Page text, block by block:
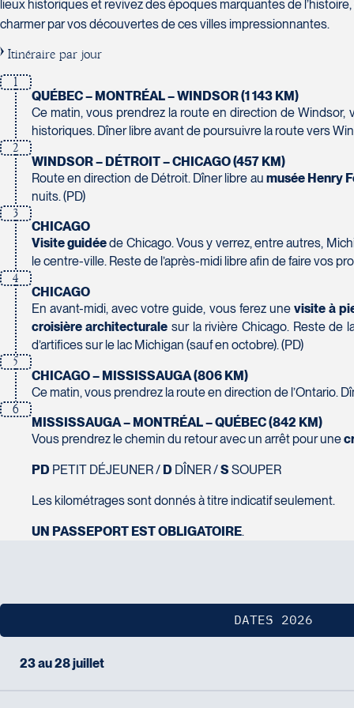
lieux historiques et revivez des époques marquantes de
charmer par vos découvertes de ces villes impressionnantes.
Itinéraire par jour
1
QUÉBEC – MONTRÉAL – WINDSOR (1 143 KM)
Ce matin, vous prendrez la route en direction de
historiques. Dîner libre avant de poursuivre la route vers
2
WINDSOR – DÉTROIT – CHICAGO (457 KM)
Route en direction de Détroit. Dîner libre au musée Henry
nuits. (PD)
3
CHICAGO
Visite guidéede Chicago. Vous y verrez, entre autres,
le centre-ville. Reste de l’après-midi libre afin de faire vos
4
CHICAGO
En avant-midi, avec votre guide, vous ferez unevisite à
croisière architecturale sur la rivière Chicago. Reste de
d’artifices sur le lac Michigan (sauf en octobre). (PD)
5
CHICAGO – MISSISSAUGA (806 KM)
Ce matin, vous prendrez la route en direction de l’Ontario.
6
MISSISSAUGA – MONTRÉAL – QUÉBEC (842 KM)
Vous prendrez le chemin du retour avec un arrêt pour une
PDPETIT DÉJEUNER / DDÎNER /S SOUPER
Les kilométrages sont donnés à titre indicatif seulement.
UN PASSEPORT EST OBLIGATOIRE.
DATES 2026
23 au 28 juillet
420 Boulevard Manseau
J6E 3E1
1460 Chemin Gascon
Terrebonne
J6X 2Z5
Tél :450-964-3574
939 Boulevard Albiny-Paquette
J9L 3J1
Tél :819-623-2511 / 1-866-385-2511
Tél :450-688-6211 / 1-888-682-8616
1001 Boulevard de Montarville - local 39
J4B 6P5
Tél :450-655-1855 / 1-866-655-5736
Club Voyages Princesse
Granby
J2G 2Y4
Tél :450-372-4444
Voyages Action
Beloeil
J3G 4G7
Tél :450-464-0363 / 1-800-331-0363
2840 Boulevard Laframboise
Saint-Hyacinthe
Brossard
Tél :819-778-2225 / 1-844-869-2439
Sainte-Foy
G1W 2V8
Tél :418-653-6221
La Forfaiterie Voyages
5401 Boulevard Des Galeries - Local 104 (porte H)
Québec
G2K 1N4
Tél :418-652-2400 / 1-888-848-1518
Le Voyagiste de Québec
3229 Chemin des Quatre-Bourgeois - Suite
Tél :418-977-4080 / 1-877-977-4080
Voyages CAA Place de la Cité
2600 Boulevard Laurier #133, Place de la Cité
Québec
G1V 4T3
Voyages CAA Québec
Tél :418-624-8222 / 1-844-869-2439
Voyages Émotions
Voyages Carpe Diem
1157-C Boulevard St-Paul
Chicoutimi
Tél :418-543-0277